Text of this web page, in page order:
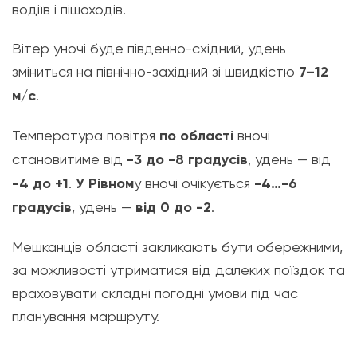
водіїв і пішоходів.
Вітер уночі буде південно-східний, удень
зміниться на північно-західний зі швидкістю 7–12
м/с.
Температура повітря по області вночі
становитиме від -3 до -8 градусів, удень — від
-4 до +1. У Рівному вночі очікується -4…-6
градусів, удень — від 0 до -2.
Мешканців області закликають бути обережними,
за можливості утриматися від далеких поїздок та
враховувати складні погодні умови під час
планування маршруту.